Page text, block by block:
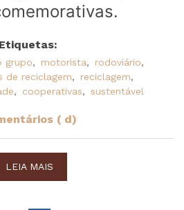
Etiquetas:
grupo, motorista, rodoviário,
de reciclagem, reciclagem,
, cooperativas, sustentável
( d)
LEIA MAIS